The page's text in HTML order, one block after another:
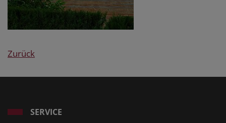
Zurück
SERVICE